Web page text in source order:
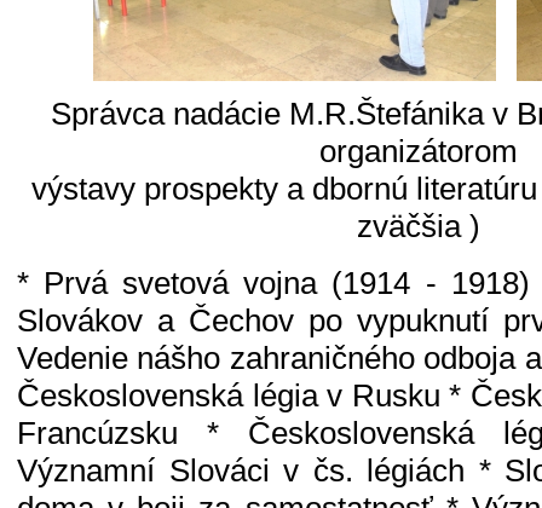
Správca nadácie M.R.Štefánika v
organizátorom
výstavy prospekty a dbornú
zväčšia )
* Prvá svetová vojna (1914 - 1918)
Slovákov a Čechov po vypuknutí
Vedenie nášho zahraničného odboja
Československá légia v Rusku *
Francúzsku * Československá
Významní Slováci v čs. légiách *